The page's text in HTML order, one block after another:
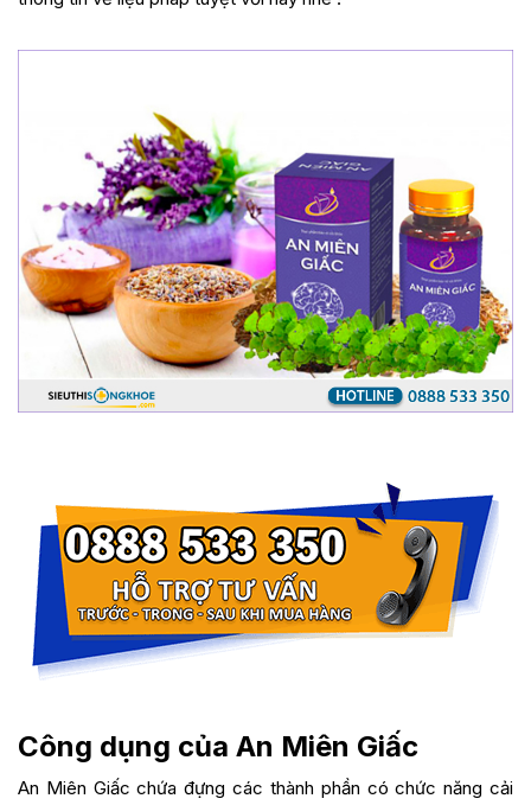
Công dụng của An Miên Giấc
An Miên Giấc chứa đựng các thành phần có chức năng cải